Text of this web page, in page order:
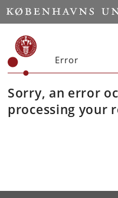
Error
Sorry, an error
processing your